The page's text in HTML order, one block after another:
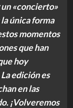
«concierto»
única forma
momentos
que han
hoy
edición es
en las
¡Volveremos